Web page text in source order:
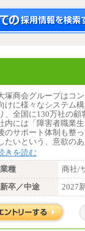
塚商会グループはコ
けに様々なシステム
、全国に130万社の顧
内には「障害者職業
のサポート体制も整
たいという、意欲の
きを読む
業種
商社/
新卒／中途
2027